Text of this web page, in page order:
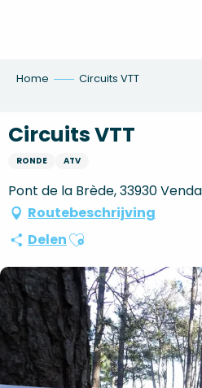
Home Circuits VTT
Circuits VTT
RONDE ATV
Pont de la Brède, 33930
Routebeschrijving
DelenAjouter aux favoris